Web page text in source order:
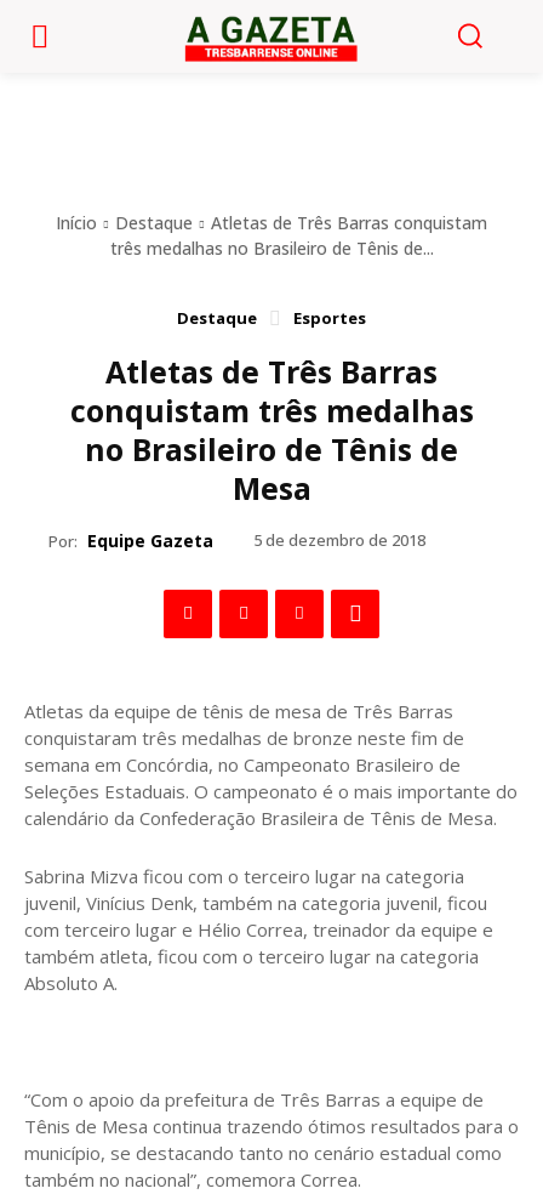
Início Destaque
Atletas de Três Barras conquistam
três medalhas no Brasileiro de Tênis de...
Destaque Esportes
Atletas de Três Barras
conquistam três medalhas
no Brasileiro de Tênis de
Mesa
Por: Equipe Gazeta 5 de dezembro de 2018
Atletas da equipe de tênis de mesa de Três Barras
conquistaram três medalhas de bronze neste fim de
semana em Concórdia, no Campeonato Brasileiro de
Seleções Estaduais. O campeonato é o mais importante do
calendário da Confederação Brasileira de Tênis de Mesa.
Sabrina Mizva ficou com o terceiro lugar na categoria
juvenil, Vinícius Denk, também na categoria juvenil, ficou
com terceiro lugar e Hélio Correa, treinador da equipe e
também atleta, ficou com o terceiro lugar na categoria
Absoluto A.
“Com o apoio da prefeitura de Três Barras a equipe de
Tênis de Mesa continua trazendo ótimos resultados para o
município, se destacando tanto no cenário estadual como
também no nacional”, comemora Correa.